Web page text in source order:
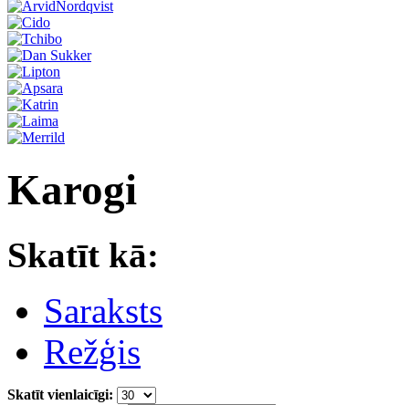
Karogi
Skatīt kā:
Saraksts
Režģis
Skatīt vienlaicīgi: